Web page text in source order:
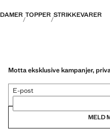
DAMER TOPPER STRIKKEVARER
Motta eksklusive kampanjer,
E-post
MELD